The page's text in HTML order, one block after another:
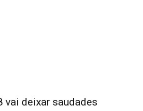
vai deixar saudades